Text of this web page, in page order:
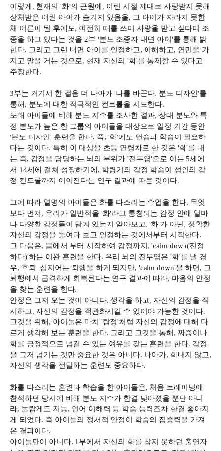
이렇게, 현재의 '화'의 근원에, 어린 시절 제대로 사랑받지 못해
상처받은 어린 아이가 숨겨져 있음을, 그 아이가 자라지 못한
채 어른이 된 후에도, 여전히 떼를 쓰며 사랑을 받고 싶다며 조
종을 하고 있다는 것을 2부 '분노 조종자 내면 아이'를 통해 밝
힌다. 그리고 그런 내면 아이를 인정하고, 이해하고, 연민을 가
지고 말을 거는 것으로, 현재 자신의 '화'를 통제할 수 있다고
주장한다.
3부는 거기서 한 걸음 더 나아가 '나를 바꾼다. 분노 디자인'를
통해, 분노에 대한 적극적인 컨트롤을 시도한다.
또래 아이들에 비해 분노 지수를 조사한 결과, 상대 분노와 특
정 분노가 높은 한 그룹의 아이들을 대상으로 일정 기간 동안
'분노 디자인' 훈련을 한다. 즉, '화'에도 연습과 학습이 필요하
다는 것이다. 특히 이 대상을 초등 연령차로 한 것은 '화'를 내
는 즉, 감정을 담당하는 뇌의 부위가 '전두엽'으로 이는 5세에
서 14세에 걸쳐 성장하기에, 학령기의 감정 학습이 성인의 감
정 컨트롤까지 이어진다는 연구 결과에 따른 것이다.
그에 따라 열명의 아이들은 화를 다스리는 수업을 한다. 무엇
보다 먼저, 우리가 일반적을 '화'라고 통칭되는 감정 안에 얼마
나 다양한 감정들이 담겨 있는지 알아보고, '화'가 아닌, 정확한
자신의 감정을 들여다 보고 인정하는 것에서부터 시작한다.
그 다음은, 몸에서 부터 시작하여 감정까지, 'calm down(진정
하다)'하는 이완 훈련을 한다. 우리 뇌의 전두엽은 '화'를 낼 경
우, 후퇴, 심지어는 퇴행을 하게 되지만, 'calm down'을 하면, 그
퇴행에서 급격하게 회복된다는 연구 결과에 따라, 마음의 안정
을 찾는 훈련을 한다.
안정은 그저 오는 것이 아니다. 생각을 하고, 자신의 감정을 직
시하고, 자신의 감정을 객관화시킬 수 있어야 가능한 것이다.
그것을 위해, 아이들은 마치 '탐정'처럼 자신의 감정에 대해 다
르게 생각해 보는 훈련을 한다. 그리고 그것을 통해, 짜증이나
화를 긍정적으로 넘길 수 있는 여유를 갖는 훈련을 한다. 감정
을 그저 넘기는 것만 중요한 것은 아니다. 나아가, 화내지 않고,
자신의 생각을 전달하는 훈련도 중요하다.
화를 다스리는 훈련과 학습을 한 아이들은, 처음 트레이닝에
참석하던 당시에 비해 분노 지수가 한결 낮아졌을 뿐만 아니
라, 놀랍게도 지능, 언어 이해력 등 학습 능력조차 한결 좋아지
게 되었다. 즉 아이들의 정서적 안정이 학습의 집중력을 가져
온 결과이다.
아이들만이 아니다. 1부에서 자신의 화를 참지 못하던 출연자